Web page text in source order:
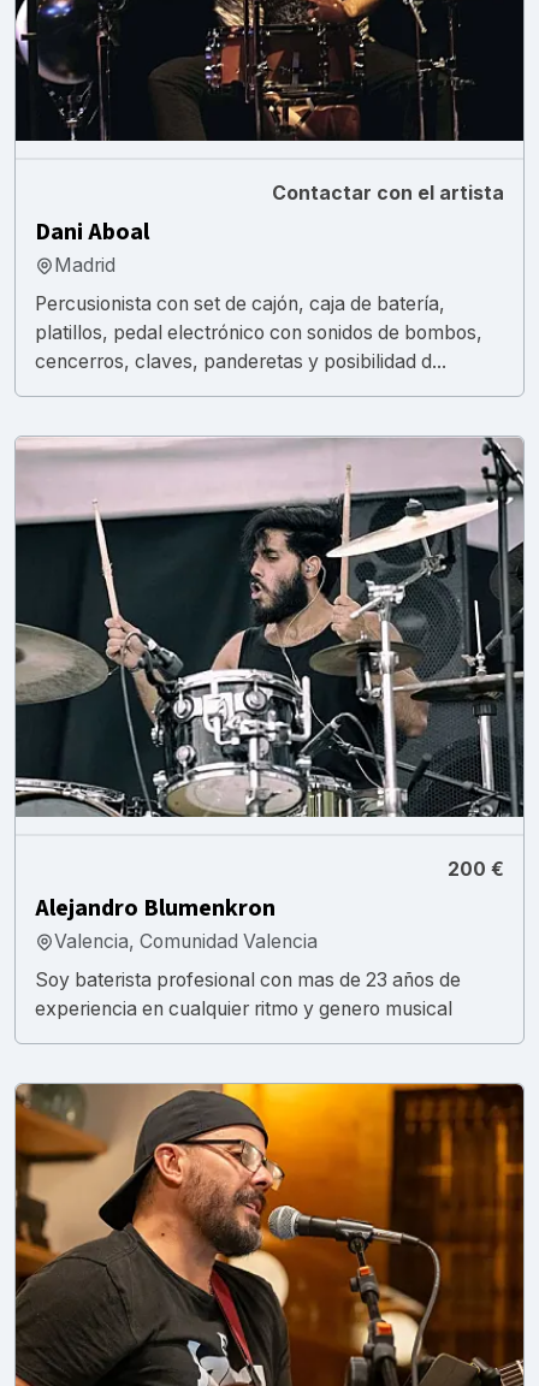
Contactar con el artista
Dani Aboal
Madrid
Percusionista con set de cajón, caja de batería,
platillos, pedal electrónico con sonidos de bombos,
cencerros, claves, panderetas y posibilidad d...
200 €
Alejandro Blumenkron
Valencia, Comunidad Valencia
Soy baterista profesional con mas de 23 años de
experiencia en cualquier ritmo y genero musical